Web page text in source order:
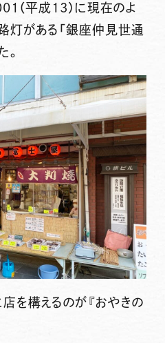
（平成13）に現在のよ
灯がある「銀座仲見世通
。
店を構えるのが 『おやきの